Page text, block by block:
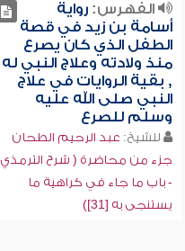
الفهرس:رواية
أسامة بن زيد في قصة
الطفل الذي كان يصرع
منذ ولادته وعلاج النبي له
, بقية الروايات في علاج
النبي صلى الله عليه
وسلم للصرع
للشيخ: عبد الرحيم الطحان
جزء من محاضرة ( شرح الترمذي
- باب ما جاء في كراهية ما
يستنجى به [31])